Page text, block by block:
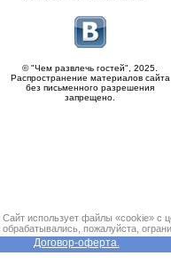
© "Чем развлечь гостей", 2025.
Распространение материалов сайта
без письменного разрешения
запрещено.
Сайт использует файлы «cookie» с
обрабатывались, пожалуйста,
Договор-оферта.